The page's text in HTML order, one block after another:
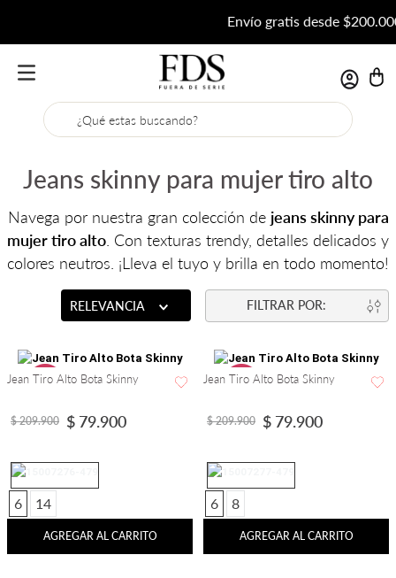
Envío gratis desde $200.000
¿Qué estas buscando?
Jeans skinny para mujer tiro alto
Navega por nuestra gran colección de jeans skinny para
mujer tiro alto . Con texturas trendy, detalles delicados y
colores neutros. ¡Lleva el tuyo y brilla en todo momento!
RELEVANCIA
62 %
Jean Tiro Alto Bota Skinny
$ 209.900 $ 79.900
6 14
AGREGAR AL CARRITO
62 %
Jean Tiro Alto Bota Skinny
$ 209.900 $ 79.900
6 8
AGREGAR AL CARRITO